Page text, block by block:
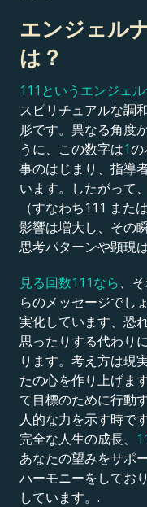
エンジェルナ
は？
111というエンジェ
スピリチュアルな調
形です。異なる角度
うに、この数字は1の
事のはじまり、指導
います。したがって
（すなわち111 また
影響は増大し、その
思考パターンや顕現
見る回数111なら、
らのメッセージでし
実化しています、恐
思ったりする代わり
ります。考え方は現
たの心を作り上げま
て目標のために行動
人的な力を示す時で
完全な人生の成長、
あなたの望みをサポ
ハーモニーをしてお
しています。.